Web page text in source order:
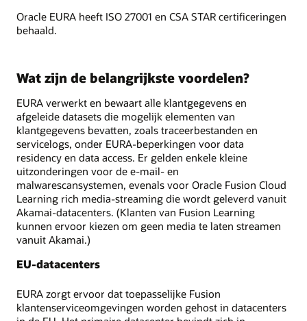
Oracle EURA heeft ISO 27001 en CSA STAR certificeringen
behaald.
Wat zijn de belangrijkste voordelen?
EURA verwerkt en bewaart alle klantgegevens en
afgeleide datasets die mogelijk elementen van
klantgegevens bevatten, zoals traceerbestanden en
servicelogs, onder EURA-beperkingen voor data
residency en data access. Er gelden enkele kleine
uitzonderingen voor de e-mail- en
malwarescansystemen, evenals voor Oracle Fusion Cloud
Learning rich media-streaming die wordt geleverd vanuit
Akamai-datacenters. (Klanten van Fusion Learning
kunnen ervoor kiezen om geen media te laten streamen
vanuit Akamai.)
EU-datacenters
EURA zorgt ervoor dat toepasselijke Fusion
klantenserviceomgevingen worden gehost in datacenters